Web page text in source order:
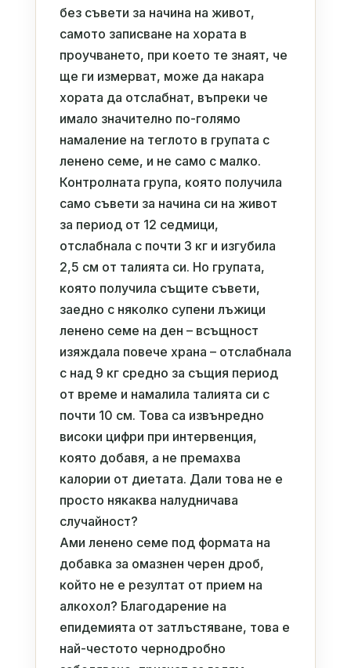
без съвети за начина на живот,
самото записване на хората в
проучването, при което те знаят, че
ще ги измерват, може да накара
хората да отслабнат, въпреки че
имало значително по-голямо
намаление на теглото в групата с
ленено семе, и не само с малко.
Контролната група, която получила
само съвети за начина си на живот
за период от 12 седмици,
отслабнала с почти 3 кг и изгубила
2,5 см от талията си. Но групата,
която получила същите съвети,
заедно с няколко супени лъжици
ленено семе на ден – всъщност
изяждала повече храна – отслабнала
с над 9 кг средно за същия период
от време и намалила талията си с
почти 10 см. Това са извънредно
високи цифри при интервенция,
която добавя, а не премахва
калории от диетата. Дали това не е
просто някаква налудничава
случайност?
Ами ленено семе под формата на
добавка за омазнен черен дроб,
който не е резултат от прием на
алкохол? Благодарение на
епидемията от затлъстяване, това е
най-честото чернодробно